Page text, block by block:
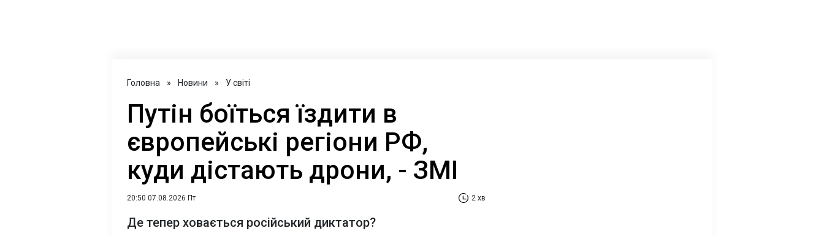
Головна » Новини » У світі
Путін боїться їздити в
європейські регіони РФ,
куди дістають дрони, - ЗМІ
20:50 07.08.2026 Пт 2 хв
Де тепер ховається російський диктатор?